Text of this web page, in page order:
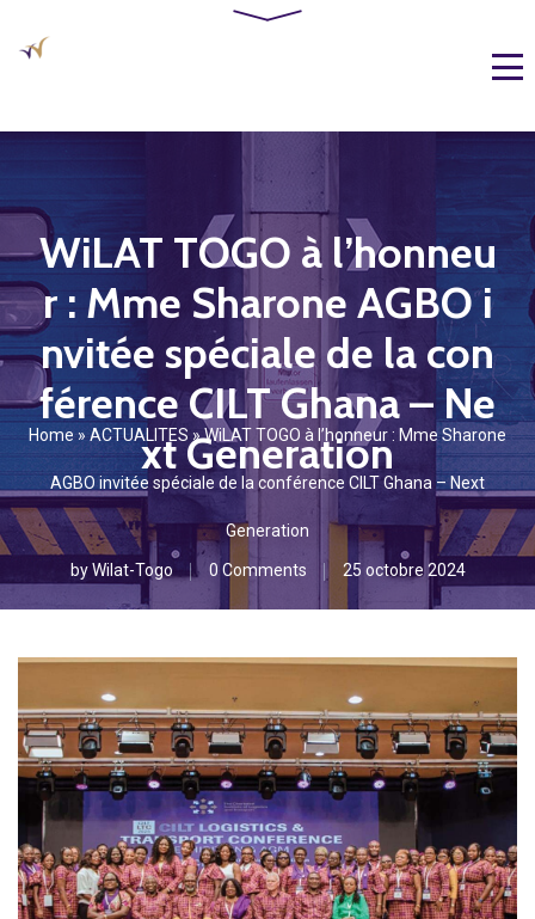
WiLAT TOGO à l’honneu
r : Mme Sharone AGBO i
nvitée spéciale de la con
férence CILT Ghana – Ne
xt Generation
Home» ACTUALITES »WiLAT TOGO à l’honneur : Mme Sharone
AGBO invitée spéciale de la conférence CILT Ghana – Next
Generation
byWilat-Togo 0 Comments 25 octobre 2024